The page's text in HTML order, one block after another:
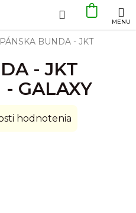
Hľadať
KOŠÍK
PÁNSKA BUNDA - JKT
- JKT
GALAXY
hodnotenia